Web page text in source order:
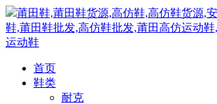
莆田鞋,莆田鞋货源,高仿鞋,高仿鞋货源,
鞋,莆田鞋批发,高仿鞋批发,莆田高仿运动鞋
运动鞋
首页
鞋类
耐克